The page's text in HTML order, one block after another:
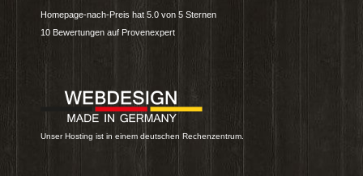
Homepage-nach-Preis hat 5.0 von 5 Sternen
10 Bewertungen auf Provenexpert
Unser Hosting ist in einem deutschen Rechenzentrum.